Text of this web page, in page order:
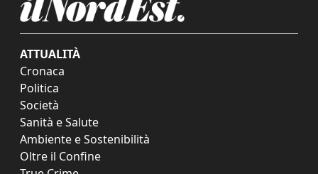
ATTUALITÀ
Cronaca
Politica
Società
Sanità e Salute
Ambiente e Sostenibilità
Oltre il Confine